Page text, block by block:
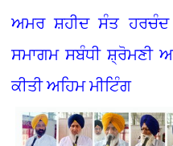
ਅਮਰ ਸ਼ਹੀਦ ਸੰਤ ਹਰਚੰਦ
ਸਮਾਗਮ ਸਬੰਧੀ ਸ਼੍ਰੋਮਣੀ
ਕੀਤੀ ਅਹਿਮ ਮੀਟਿੰਗ